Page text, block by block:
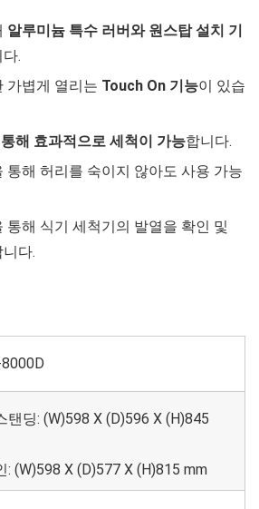
알루미늄 특수 러버와 원스탑 설치 기
.
가볍게 열리는 Touch On 기능이 있습
해 효과적으로 세척이 가능합니다.
통해 허리를 숙이지 않아도 사용 가능
통해 식기 세척기의 발열을 확인 및
다.
탠딩: (W)598 X (D)596 X (H)845
: (W)598 X (D)577 X (H)815 mm